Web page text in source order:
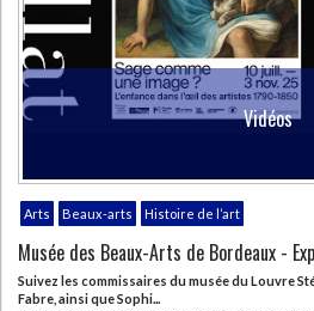
CHARGEMENT...
Vidéos
Arts Beaux-arts Histoire de l’art
Musée des Beaux-Arts de Bordeaux -
Suivez les commissaires du musée du Louvre
Fabre, ainsi que Sophi...